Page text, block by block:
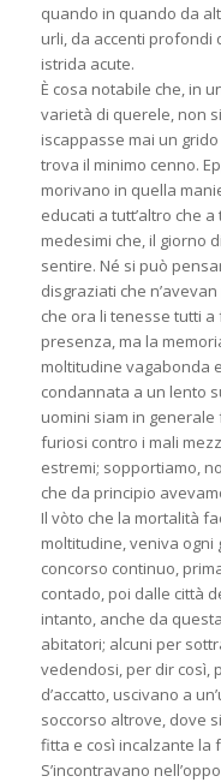
quando in quando da
urli, da accenti profondi
istrida acute.
È cosa notabile che, in
varietà di querele, non
iscappasse mai un
trova il minimo cenno.
morivano in quella
educati a tutt’altro che
medesimi che, il giorno
sentire. Né si può
disgraziati che
che ora li tenesse tutti
presenza, ma la
moltitudine vagabonda
condannata a un lento
uomini siam in
furiosi contro i mali
estremi; sopportiamo,
che da principio
Il vòto che la mortalità
moltitudine, veniva ogni
concorso continuo,
contado, poi dalle città
intanto, anche da
abitatori; alcuni per
vedendosi, per dir così,
d’accatto, uscivano a
soccorso altrove, dove
fitta e così incalzante la
S’incontravano